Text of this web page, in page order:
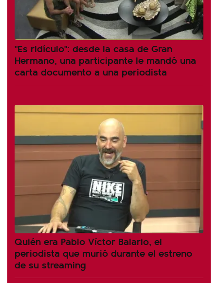
"Es ridículo": desde la casa de Gran
Hermano, una participante le mandó una
carta documento a una periodista
Quién era Pablo Víctor Balario, el
periodista que murió durante el estreno
de su streaming